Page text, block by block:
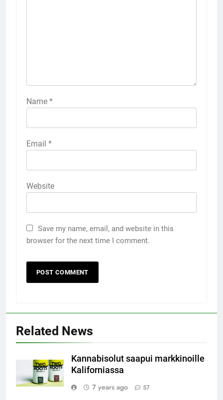
Name *
Email *
Website
Save my name, email, and website in this
browser for the next time I comment.
Related News
Kannabisolut saapui markkinoille
Kaliforniassa
7 years ago
57